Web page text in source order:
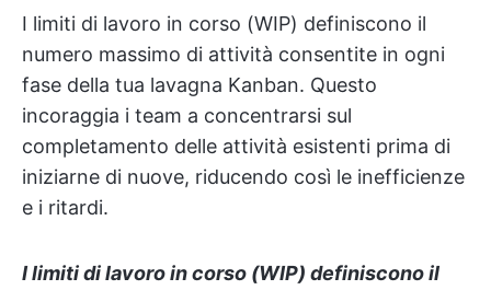
I limiti di lavoro in corso (WIP) definiscono il
numero massimo di attività consentite in ogni
fase della tua lavagna Kanban. Questo
incoraggia i team a concentrarsi sul
completamento delle attività esistenti prima di
iniziarne di nuove, riducendo così le inefficienze
e i ritardi.
I limiti di lavoro in corso (WIP) definiscono il